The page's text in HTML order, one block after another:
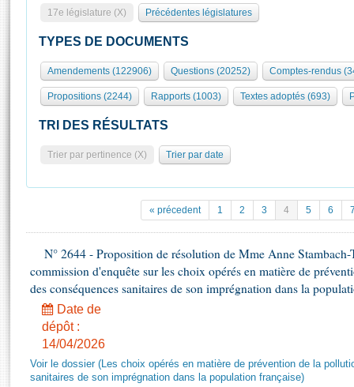
Présidence
577 députés
Groupes politiques
Séance publique
Commissions et autres organes
Europe et International
Pétitions
Projets de loi
Propositions de loi
Amendements
Textes adoptés
Rapports d'information
Rapports d'enquête
Rôle et pouvoirs de l'Assemblée
Organisation de l'Assemblée
Présidence Conférence des Présidents Bureau Collège des
Statistiques et chiffres clés
Documents de référence
( Constitution | Règlement de l'Assemblée ... )
Juniors
Anciennes législatures
Liens vers les sites publics
Visiter l'Assemblée
Visite virtuelle du palais Bourbon
Assister à une séance
Contacts et plan d'accès
Photos libres de droit
17e législature (X) Précédentes législatures
TYPES DE DOCUMENTS
Amendements (122906) Questions (20252) Comptes-rendus
Propositions (2244) Rapports (1003) Textes adoptés (693)
TRI DES RÉSULTATS
Trier par pertinence (X) Trier par date
« précedent 1 2 3 4 5 6
N° 2644 - Proposition de résolution de Mme Anne
commission d'enquête sur les choix opérés en matière de
des conséquences sanitaires de son imprégnation dans la
Date de
dépôt :
14/04/2026
Voir le dossier (Les choix opérés en matière de prévention de la
sanitaires de son imprégnation dans la population française)